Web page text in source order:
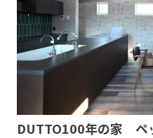
DUTTO100年の家 ペ